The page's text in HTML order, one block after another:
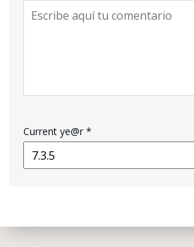
Current ye@r*